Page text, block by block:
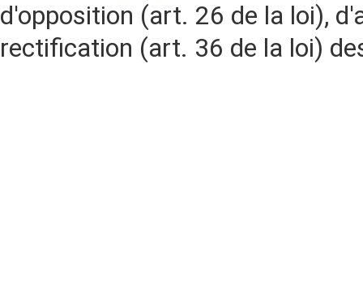
d'opposition (art. 26 de la loi),
rectification (art. 36 de la loi)